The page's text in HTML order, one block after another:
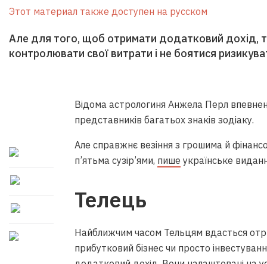
Этот материал также доступен на русском
Але для того, щоб отримати додатковий дохід,
контролювати свої витрати і не боятися
Відома астрологиня Анжела Перл
представників багатьох знаків зодіаку.
Але справжнє везіння з грошима й
п’ятьма сузір’ями, пише українське
Телець
Найближчим часом Тельцям вдасться
прибутковий бізнес чи просто